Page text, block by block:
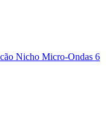
Nicho Micro-Ondas 6